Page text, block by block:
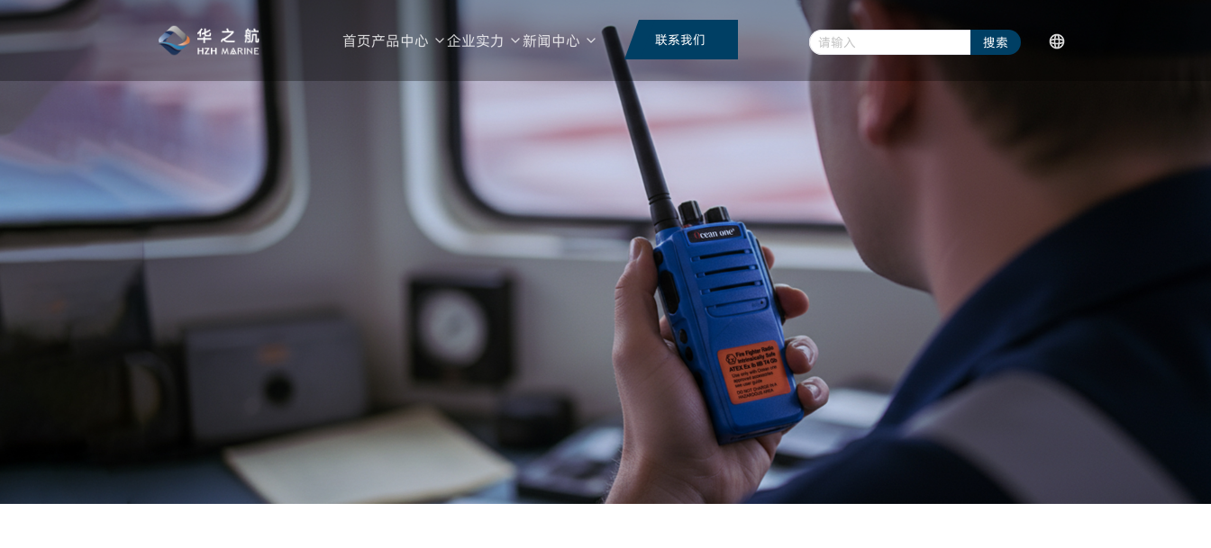
首页产品中心
技术类型 对讲机配件
企业实力
公司简介 荣誉证书 视频中心
新闻中心
行业资讯
公司动态
联系我们 请输入 搜索
语言/Language